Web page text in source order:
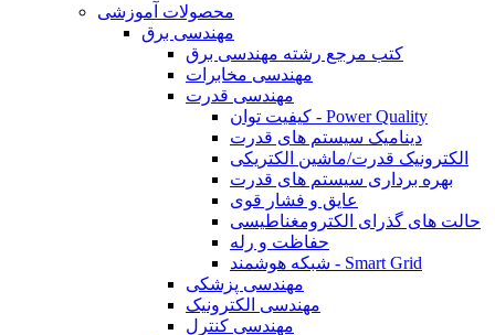
محصولات آموزشی
مهندسی برق
کتب مرجع رشته مهندسی برق
مهندسی مخابرات
مهندسی قدرت
کیفیت توان - Power Quality
دینامیک سیستم های قدرت
الکترونیک قدرت/ماشین الکتریکی
بهره برداری سیستم های قدرت
عایق و فشار قوی
حالت های گذرای الکترومغناطیسی
حفاظت و رله
شبکه هوشمند - Smart Grid
مهندسی پزشکی
مهندسی الکترونیک
مهندسی کنترل